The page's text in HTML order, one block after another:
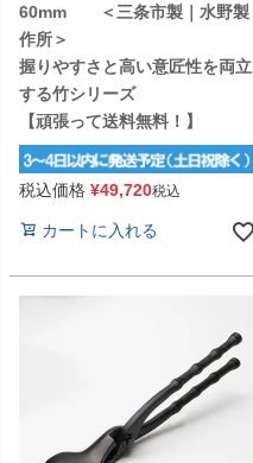
60mm ＜三条市製｜水野製
作所＞
握りやすさと高い意匠性を両立
する竹シリーズ
【頑張って送料無料！】
税込価格 ¥49,720税込
カートに入れる